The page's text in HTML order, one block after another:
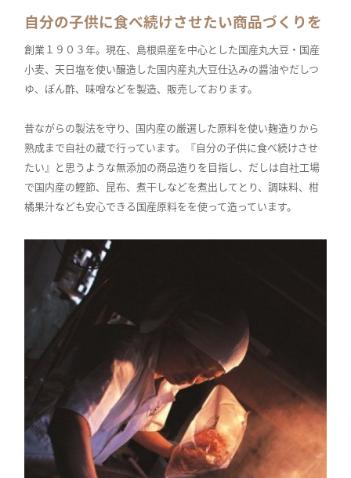
自分の子供に食べ続けさせたい商品づくりを
創業１９０３年。現在、島根県産を中心とした国産丸大豆・国産
小麦、天日塩を使い醸造した国内産丸大豆仕込みの醤油やだしつ
ゆ、ぽん酢、味噌などを製造、販売しております。
昔ながらの製法を守り、国内産の厳選した原料を使い麹造りから
熟成まで自社の蔵で行っています。『自分の子供に食べ続けさせ
たい』と思うような無添加の商品造りを目指し、だしは自社工場
で国内産の鰹節、昆布、煮干しなどを煮出してとり、調味料、柑
橘果汁なども安心できる国産原料をを使って造っています。